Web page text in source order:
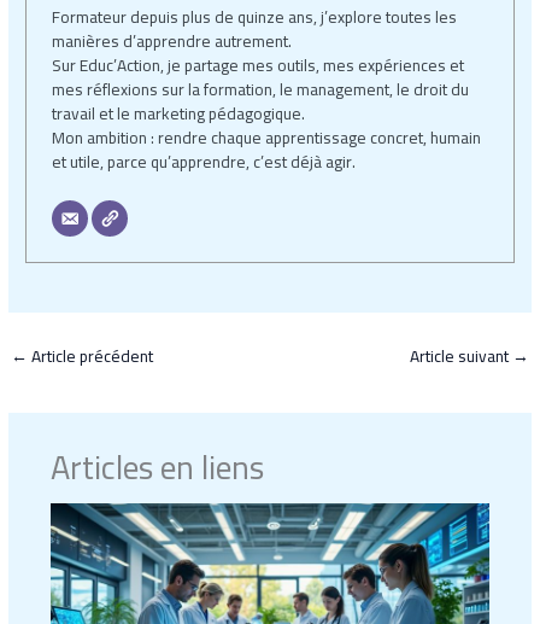
Formateur depuis plus de quinze ans, j’explore toutes les
manières d’apprendre autrement.
Sur Educ’Action, je partage mes outils, mes expériences et
mes réflexions sur la formation, le management, le droit du
travail et le marketing pédagogique.
Mon ambition : rendre chaque apprentissage concret, humain
et utile, parce qu’apprendre, c’est déjà agir.
←Article précédent Article suivant→
Articles en liens